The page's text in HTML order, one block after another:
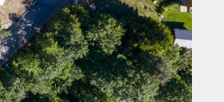
helfen,
verstehen und in praktische
- Projektmanagement:
sind für die
die Einhaltung von